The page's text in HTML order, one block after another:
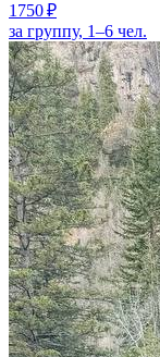
1750 ₽
за группу, 1–6 чел.